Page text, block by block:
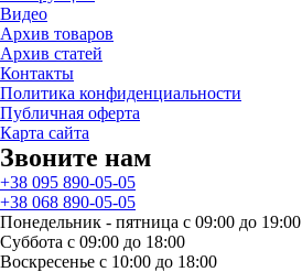
Видео
Архив товаров
Архив статей
Контакты
Политика конфиденциальности
Публичная оферта
Карта сайта
Звоните нам
+38 095 890-05-05
+38 068 890-05-05
Понедельник - пятница с 09:00 до 19:00
Суббота с 09:00 до 18:00
Воскресенье с 10:00 до 18:00